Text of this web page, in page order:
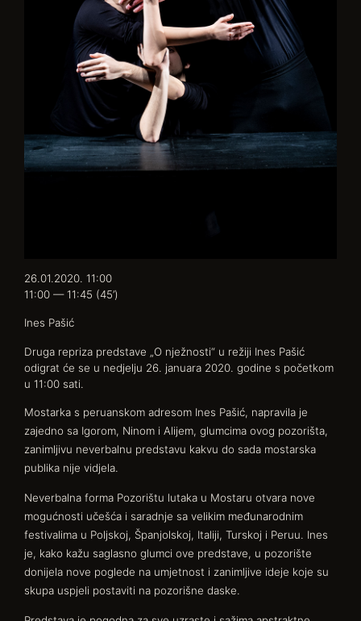
Druga repriza predstave „O nježnosti“ u režiji Ines Pašić
odigrat će se u nedjelju 26. januara 2020. godine s početkom
u 11:00 sati.
Mostarka s peruanskom adresom Ines Pašić, napravila je
zajedno sa Igorom, Ninom i Alijem, glumcima ovog pozorišta,
zanimljivu neverbalnu predstavu kakvu do sada mostarska
publika nije vidjela.
Neverbalna forma Pozorištu lutaka u Mostaru otvara nove
mogućnosti učešća i saradnje sa velikim međunarodnim
festivalima u Poljskoj, Španjolskoj, Italiji, Turskoj i Peruu. Ines
je, kako kažu saglasno glumci ove predstave, u pozorište
donijela nove poglede na umjetnost i zanimljive ideje koje su
skupa uspjeli postaviti na pozorišne daske.
26.01.2020. 11:00
11:00 — 11:45 (45’)
Ines Pašić